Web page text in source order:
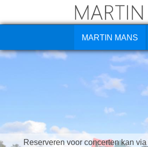
MARTIN MANS
Reserveren voor concerten kan via